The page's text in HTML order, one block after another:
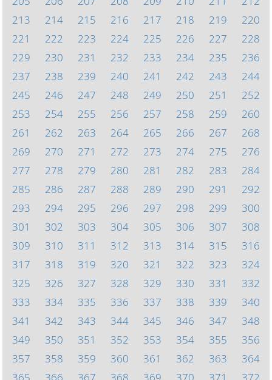
213
214 215 216 217 218 219
220
221
222 223 224 225 226 227
228
229
230 231 232 233 234 235
236
237
238 239 240 241 242 243
244
245
246 247 248 249 250 251
252
253
254 255 256 257 258 259
260
261
262 263 264 265 266 267
268
269
270 271 272 273 274 275
276
277
278 279 280 281 282 283
284
285
286 287 288 289 290 291
292
293
294 295 296 297 298 299
300
301
302 303 304 305 306 307
308
309
310 311 312 313 314 315
316
317
318 319 320 321 322 323
324
325
326 327 328 329 330 331
332
333
334 335 336 337 338 339
340
341
342 343 344 345 346 347
348
349
350 351 352 353 354 355
356
357
358 359 360 361 362 363
364